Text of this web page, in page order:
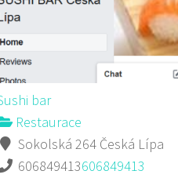
bar
Restaurace
Sokolská 264 Česká Lípa
606849413606849413